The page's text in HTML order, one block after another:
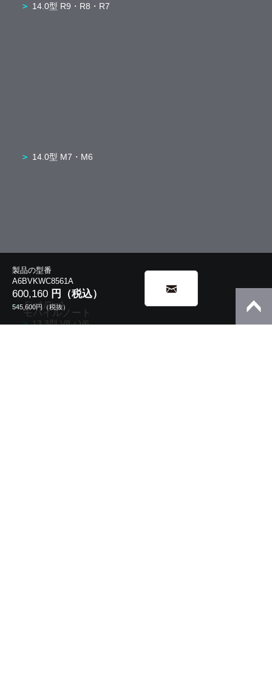
製品の型番
A6BVKWC8561A
600,160 円（税込）
545,600円（税抜）
14.0型 R9・R8・R7
14.0型 M7・M6
5in1/2in1
モバイルノート
13.3型 V8・V6